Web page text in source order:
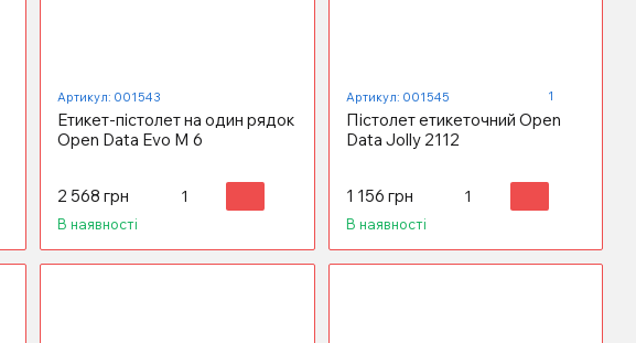
Артикул: 001543
Етикет-пістолет на один рядок
Open Data Evo M 6
2 568 грн
В наявності
Артикул: 001545 1
Пістолет етикеточний Open
Data Jolly 2112
1 156 грн
В наявності